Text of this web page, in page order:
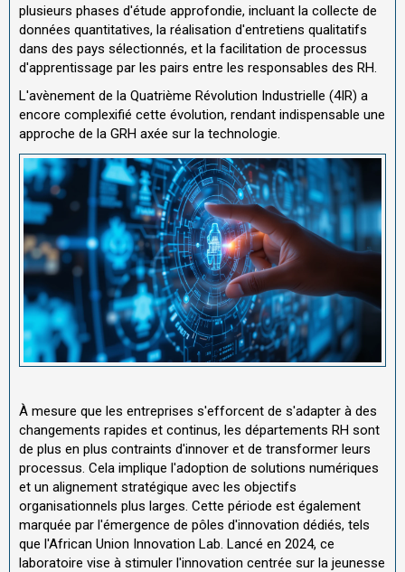
plusieurs phases d'étude approfondie, incluant la collecte de
données quantitatives, la réalisation d'entretiens qualitatifs
dans des pays sélectionnés, et la facilitation de processus
d'apprentissage par les pairs entre les responsables des RH.
L'avènement de la Quatrième Révolution Industrielle (4IR) a
encore complexifié cette évolution, rendant indispensable une
approche de la GRH axée sur la technologie.
À mesure que les entreprises s'efforcent de s'adapter à des
changements rapides et continus, les départements RH sont
de plus en plus contraints d'innover et de transformer leurs
processus. Cela implique l'adoption de solutions numériques
et un alignement stratégique avec les objectifs
organisationnels plus larges. Cette période est également
marquée par l'émergence de pôles d'innovation dédiés, tels
que l'African Union Innovation Lab. Lancé en 2024, ce
laboratoire vise à stimuler l'innovation centrée sur la jeunesse